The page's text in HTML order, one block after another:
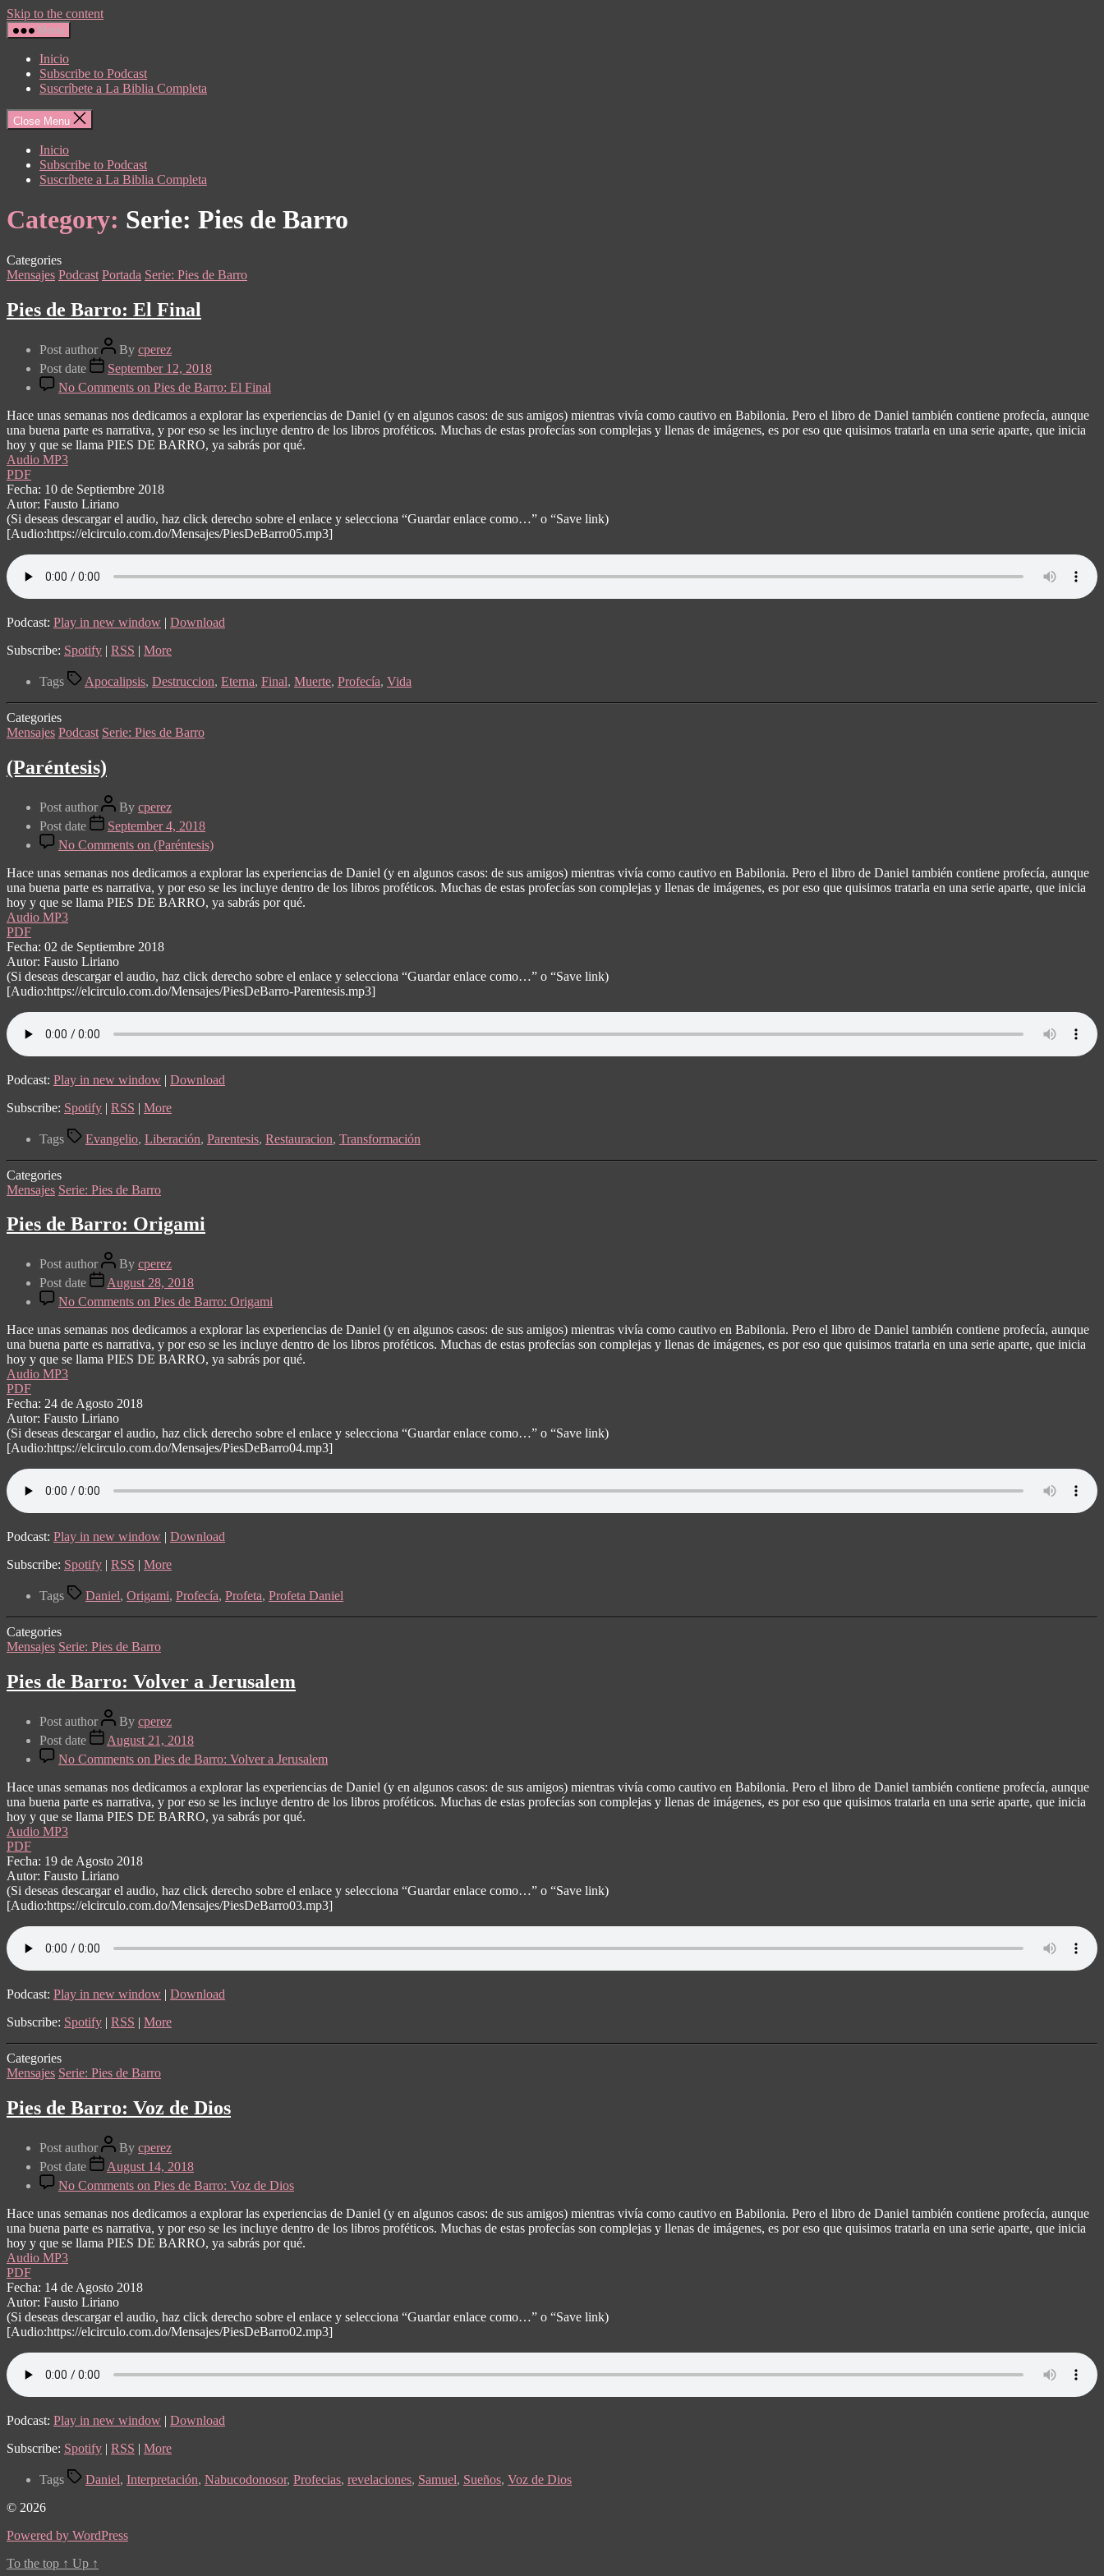
Skip to the content
Menu
Inicio
Subscribe to Podcast
Suscríbete a La Biblia Completa
Close Menu
Inicio
Subscribe to Podcast
Suscríbete a La Biblia Completa
Category: Serie: Pies de Barro
Categories
Mensajes Podcast Portada Serie: Pies de Barro
Pies de Barro: El Final
Post author By cperez
Post date
September 12, 2018
No Comments on Pies de Barro: El Final
Hace unas semanas nos dedicamos a explorar las experiencias de Daniel (y en algunos casos: de sus amigos) mientras vivía como cautivo en Babilonia. Pero el libro de Daniel también contiene profecía, aunque
una buena parte es narrativa, y por eso se les incluye dentro de los libros proféticos. Muchas de estas profecías son complejas y llenas de imágenes, es por eso que quisimos tratarla en una serie aparte, que inicia
hoy y que se llama PIES DE BARRO, ya sabrás por qué.
Audio MP3
PDF
Fecha: 10 de Septiembre 2018
Autor: Fausto Liriano
(Si deseas descargar el audio, haz click derecho sobre el enlace y selecciona “Guardar enlace como…” o “Save link)
[Audio:https://elcirculo.com.do/Mensajes/PiesDeBarro05.mp3]
Podcast: Play in new window | Download
Subscribe: Spotify | RSS | More
Tags Apocalipsis, Destruccion, Eterna, Final, Muerte, Profecía, Vida
Categories
Mensajes Podcast Serie: Pies de Barro
(Paréntesis)
Post author By cperez
Post date
September 4, 2018
No Comments on (Paréntesis)
Hace unas semanas nos dedicamos a explorar las experiencias de Daniel (y en algunos casos: de sus amigos) mientras vivía como cautivo en Babilonia. Pero el libro de Daniel también contiene profecía, aunque
una buena parte es narrativa, y por eso se les incluye dentro de los libros proféticos. Muchas de estas profecías son complejas y llenas de imágenes, es por eso que quisimos tratarla en una serie aparte, que inicia
hoy y que se llama PIES DE BARRO, ya sabrás por qué.
Audio MP3
PDF
Fecha: 02 de Septiembre 2018
Autor: Fausto Liriano
(Si deseas descargar el audio, haz click derecho sobre el enlace y selecciona “Guardar enlace como…” o “Save link)
[Audio:https://elcirculo.com.do/Mensajes/PiesDeBarro-Parentesis.mp3]
Podcast: Play in new window | Download
Subscribe: Spotify | RSS | More
Tags Evangelio, Liberación, Parentesis, Restauracion, Transformación
Categories
Mensajes Serie: Pies de Barro
Pies de Barro: Origami
Post author By cperez
Post date
August 28, 2018
No Comments on Pies de Barro: Origami
Hace unas semanas nos dedicamos a explorar las experiencias de Daniel (y en algunos casos: de sus amigos) mientras vivía como cautivo en Babilonia. Pero el libro de Daniel también contiene profecía, aunque
una buena parte es narrativa, y por eso se les incluye dentro de los libros proféticos. Muchas de estas profecías son complejas y llenas de imágenes, es por eso que quisimos tratarla en una serie aparte, que inicia
hoy y que se llama PIES DE BARRO, ya sabrás por qué.
Audio MP3
PDF
Fecha: 24 de Agosto 2018
Autor: Fausto Liriano
(Si deseas descargar el audio, haz click derecho sobre el enlace y selecciona “Guardar enlace como…” o “Save link)
[Audio:https://elcirculo.com.do/Mensajes/PiesDeBarro04.mp3]
Podcast: Play in new window | Download
Subscribe: Spotify | RSS | More
Tags Daniel, Origami, Profecía, Profeta, Profeta Daniel
Categories
Mensajes Serie: Pies de Barro
Pies de Barro: Volver a Jerusalem
Post author By cperez
Post date
August 21, 2018
No Comments on Pies de Barro: Volver a Jerusalem
Hace unas semanas nos dedicamos a explorar las experiencias de Daniel (y en algunos casos: de sus amigos) mientras vivía como cautivo en Babilonia. Pero el libro de Daniel también contiene profecía, aunque
una buena parte es narrativa, y por eso se les incluye dentro de los libros proféticos. Muchas de estas profecías son complejas y llenas de imágenes, es por eso que quisimos tratarla en una serie aparte, que inicia
hoy y que se llama PIES DE BARRO, ya sabrás por qué.
Audio MP3
PDF
Fecha: 19 de Agosto 2018
Autor: Fausto Liriano
(Si deseas descargar el audio, haz click derecho sobre el enlace y selecciona “Guardar enlace como…” o “Save link)
[Audio:https://elcirculo.com.do/Mensajes/PiesDeBarro03.mp3]
Podcast: Play in new window | Download
Subscribe: Spotify | RSS | More
Categories
Mensajes Serie: Pies de Barro
Pies de Barro: Voz de Dios
Post author By cperez
Post date
August 14, 2018
No Comments on Pies de Barro: Voz de Dios
Hace unas semanas nos dedicamos a explorar las experiencias de Daniel (y en algunos casos: de sus amigos) mientras vivía como cautivo en Babilonia. Pero el libro de Daniel también contiene profecía, aunque
una buena parte es narrativa, y por eso se les incluye dentro de los libros proféticos. Muchas de estas profecías son complejas y llenas de imágenes, es por eso que quisimos tratarla en una serie aparte, que inicia
hoy y que se llama PIES DE BARRO, ya sabrás por qué.
Audio MP3
PDF
Fecha: 14 de Agosto 2018
Autor: Fausto Liriano
(Si deseas descargar el audio, haz click derecho sobre el enlace y selecciona “Guardar enlace como…” o “Save link)
[Audio:https://elcirculo.com.do/Mensajes/PiesDeBarro02.mp3]
Podcast: Play in new window | Download
Subscribe: Spotify | RSS | More
Tags Daniel, Interpretación, Nabucodonosor, Profecias, revelaciones, Samuel, Sueños, Voz de Dios
© 2026
Powered by WordPress
To the top ↑ Up ↑